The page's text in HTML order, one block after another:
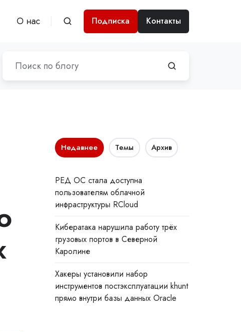
О нас Подписка Контакты
Недавнее Темы Архив
РЕД ОС стала доступна
пользователям облачной
инфраструктуры RCloud
Кибератака нарушила работу трёх
грузовых портов в Северной
Каролине
Хакеры установили набор
инструментов постэксплуатации khunt
прямо внутри базы данных Oracle